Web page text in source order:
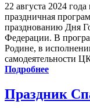
22 августа 2024
праздничная
празднованию Дня
Федерации. В
Родине, в
самодеятельности
Подробнее
Праздник